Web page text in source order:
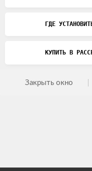
ГДЕ
КУПИТЬ В
Закрыть окно